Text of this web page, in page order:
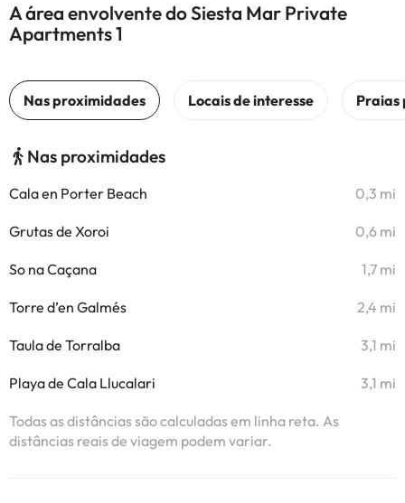
A área envolvente do Siesta Mar Private
Apartments 1
Nas proximidades
Cala en Porter Beach 0,3 mi
Grutas de Xoroi 0,6 mi
So na Caçana 1,7 mi
Torre d’en Galmés 2,4 mi
Taula de Torralba 3,1 mi
Playa de Cala Llucalari 3,1 mi
Todas as distâncias são calculadas em linha reta. As
distâncias reais de viagem podem variar.